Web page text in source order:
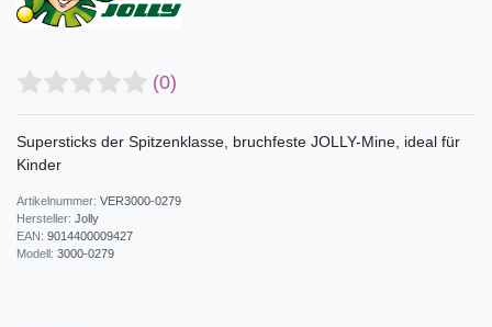
(0)
Supersticks der Spitzenklasse, bruchfeste JOLLY-Mine, ideal für
Kinder
Artikelnummer: VER3000-0279
Hersteller: Jolly
EAN: 9014400009427
Modell: 3000-0279